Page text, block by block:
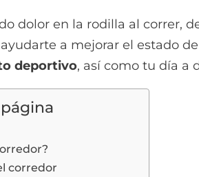
dolor en la rodilla al correr,
a mejorar el estado
deportivo, así como tu día a
corredor